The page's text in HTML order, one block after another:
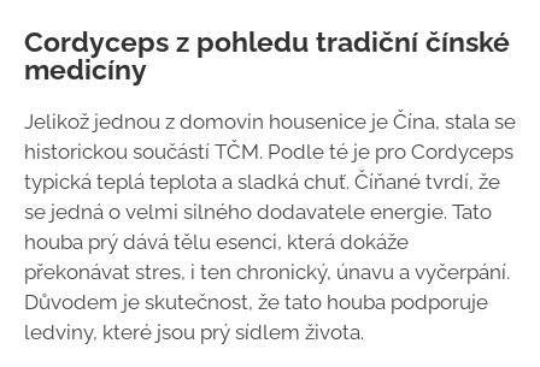
Cordyceps z pohledu tradiční čínské
medicíny
Jelikož jednou z domovin housenice je Čína, stala se
historickou součástí TČM. Podle té je pro Cordyceps
typická teplá teplota a sladká chuť. Číňané tvrdí, že
se jedná o velmi silného dodavatele energie. Tato
houba prý dává tělu esenci, která dokáže
překonávat stres, i ten chronický, únavu a vyčerpání.
Důvodem je skutečnost, že tato houba podporuje
ledviny, které jsou prý sídlem života.